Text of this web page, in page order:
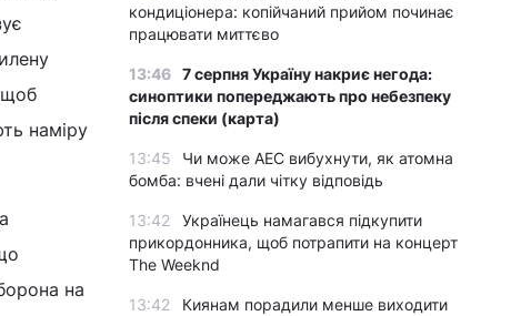
щоб
наміру
на
кондиціонера: копійчаний прийом починає
працювати миттєво
13:46 7 серпня Україну накриє негода:
синоптики попереджають про небезпеку
після спеки (карта)
13:45
Чи може АЕС вибухнути, як атомна
бомба: вчені дали чітку відповідь
13:42
Українець намагався підкупити
прикордонника, щоб потрапити на концерт
The Weeknd
13:42
Киянам порадили менше виходити